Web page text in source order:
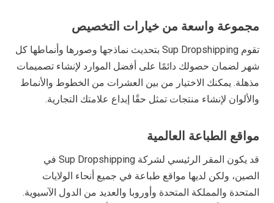
مجموعة واسعة من خيارات التخصيص
تقوم Sup Dropshipping بتحديث نماذجها وصورها وأنماطها كل
شهر لضمان حصولك دائمًا على أفضل الموارد لإنشاء تصميمات
مذهلة. يمكنك الاختيار من بين العشرات من الخطوط والأنماط
والألوان لإنشاء منتجات تمثل حقًا إبداع علامتك التجارية.
مواقع الطباعة العالمية
قد يكون المقر الرئيسي لشركة Sup Dropshipping في
الصين، ولكن لديها مواقع طباعة في جميع أنحاء الولايات
المتحدة والمملكة المتحدة وأوروبا والعديد من الدول الآسيوية.